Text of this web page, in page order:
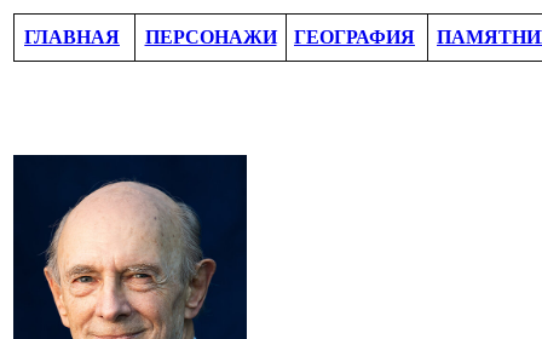
ГЛАВНАЯ ПЕРСОНАЖИ ГЕОГРАФИЯ